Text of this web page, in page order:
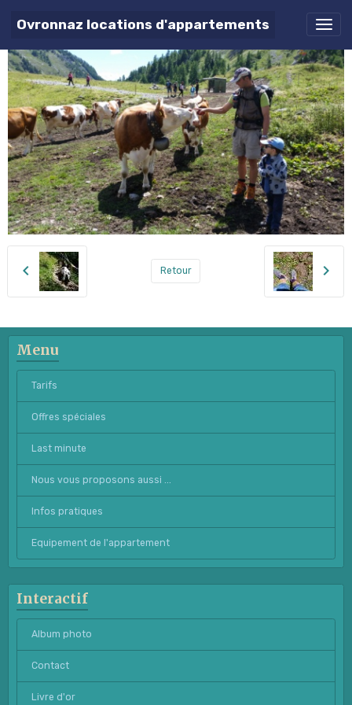
Ovronnaz locations d'appartements
20150727_141507 - Copie
Retour
Menu
Tarifs
Offres spéciales
Last minute
Nous vous proposons aussi ...
Infos pratiques
Equipement de l'appartement
Interactif
Album photo
Contact
Livre d'or